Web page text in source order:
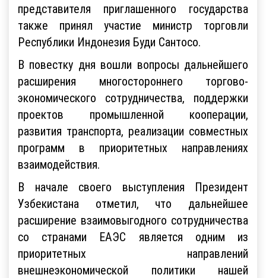
представителя приглашенного государства
также принял участие министр торговли
Республики Индонезия Буди Сантосо.
В повестку дня вошли вопросы дальнейшего
расширения многостороннего торгово-
экономического сотрудничества, поддержки
проектов промышленной кооперации,
развития транспорта, реализации совместных
программ в приоритетных направлениях
взаимодействия.
В начале своего выступления Президент
Узбекистана отметил, что дальнейшее
расширение взаимовыгодного сотрудничества
со странами ЕАЭС является одним из
приоритетных направлений
внешнеэкономической политики нашей